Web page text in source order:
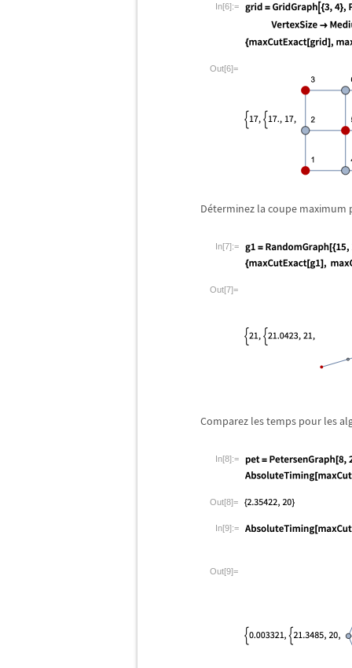
In[6]:=
Out[6]=
Déterminez la coupe maximum
In[7]:=
Out[7]=
Comparez les temps pour les
In[8]:=
Out[8]=
In[9]:=
Out[9]=